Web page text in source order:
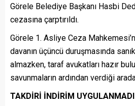
Görele Belediye Başkanı Hasbi
cezasına çarptırıldı.
Görele 1. Asliye Ceza
davanın üçüncü duruşmasında
almazken, taraf avukatları hazır
savunmaların ardından verdiği arada
TAKDİRİ İNDİRİM UYGULANMADI